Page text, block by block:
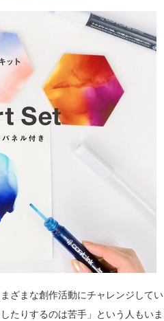
ざまな創作活動にチャレンジしてい
たりするのは苦手」という人もいま